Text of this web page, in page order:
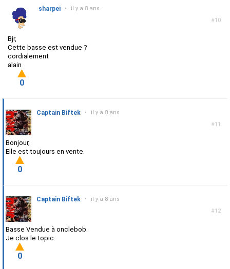
#10
sharpei • il y a 8 ans
Bjr,
Cette basse est vendue ?
cordialement
alain
0
#11
Captain Biftek • il y a 8 ans
Bonjour,
Elle est toujours en vente.
0
#12
Captain Biftek • il y a 8 ans
Basse Vendue à onclebob.
Je clos le topic.
0